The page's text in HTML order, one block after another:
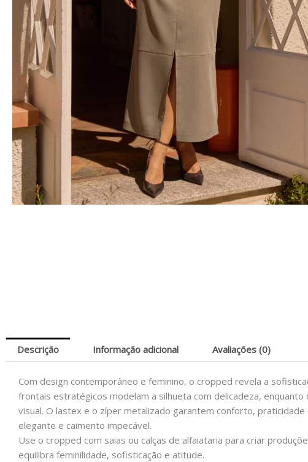
Descrição Informação adicional Avaliações (0)
Com design contemporâneo e feminino, o cropped revela a
frontais estratégicos modelam a silhueta com delicadeza,
visual. O lastex e o zíper metalizado garantem conforto,
elegante e caimento impecável.
Use o cropped com saias ou calças de alfaiataria para criar
equilibra feminilidade, sofisticação e atitude.